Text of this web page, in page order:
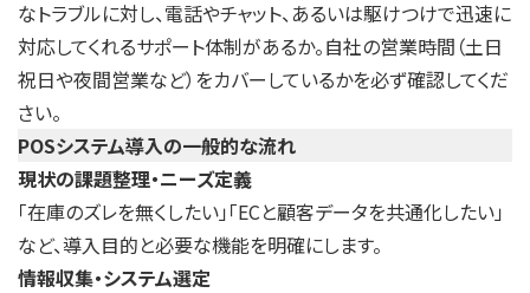
なトラブルに対し、電話やチャット、あるいは駆けつけで迅速に
対応してくれるサポート体制があるか。自社の営業時間（土日
祝日や夜間営業など）をカバーしているかを必ず確認してくだ
さい。
POSシステム導入の一般的な流れ
現状の課題整理・ニーズ定義
「在庫のズレを無くしたい」「ECと顧客データを共通化したい」
など、導入目的と必要な機能を明確にします。
情報収集・システム選定